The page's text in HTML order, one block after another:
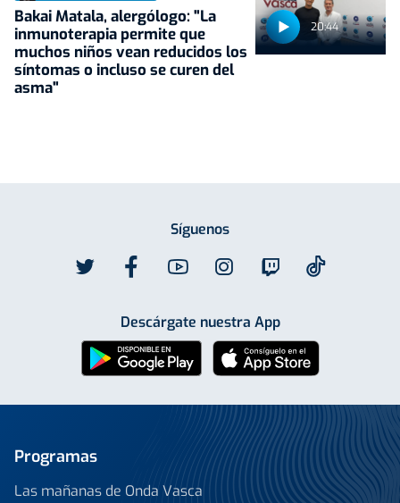
20:44
Bakai Matala, alergólogo: "La
inmunoterapia permite que
muchos niños vean reducidos los
síntomas o incluso se curen del
asma"
Síguenos
Descárgate nuestra App
Programas
Las mañanas de Onda Vasca